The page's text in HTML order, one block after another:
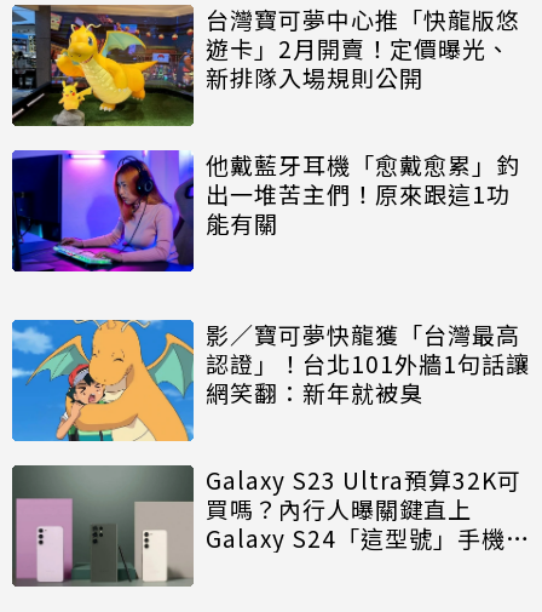
台灣寶可夢中心推「快龍版悠
遊卡」2月開賣！定價曝光、
新排隊入場規則公開
他戴藍牙耳機「愈戴愈累」釣
出一堆苦主們！原來跟這1功
能有關
影／寶可夢快龍獲「台灣最高
認證」！台北101外牆1句話讓
網笑翻：新年就被臭
Galaxy S23 Ultra預算32K可
買嗎？內行人曝關鍵直上
Galaxy S24「這型號」手機高